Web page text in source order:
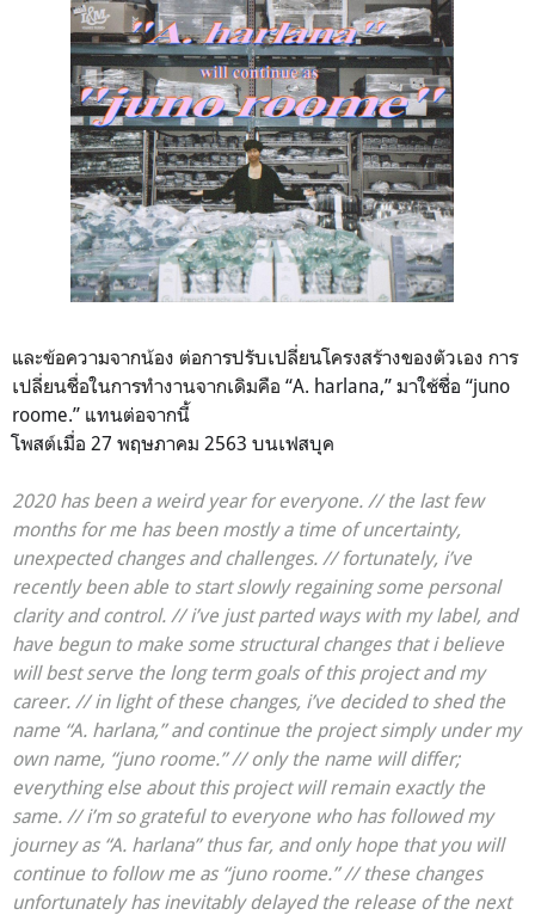
และข้อความจากน้อง ต่อการปรับเปลี่ยนโครงสร้างของตัวเอง การ
เปลี่ยนชื่อในการทำงานจากเดิมคือ “A. harlana,” มาใช้ชื่อ “juno
roome.” แทนต่อจากนี้
โพสต์เมื่อ 27 พฤษภาคม 2563 บนเฟสบุค
2020 has been a weird year for everyone. // the last few
months for me has been mostly a time of uncertainty,
unexpected changes and challenges. // fortunately, i’ve
recently been able to start slowly regaining some personal
clarity and control. // i’ve just parted ways with my label, and
have begun to make some structural changes that i believe
will best serve the long term goals of this project and my
career. // in light of these changes, i’ve decided to shed the
name “A. harlana,” and continue the project simply under my
own name, “juno roome.” // only the name will differ;
everything else about this project will remain exactly the
same. // i’m so grateful to everyone who has followed my
journey as “A. harlana” thus far, and only hope that you will
continue to follow me as “juno roome.” // these changes
unfortunately has inevitably delayed the release of the next